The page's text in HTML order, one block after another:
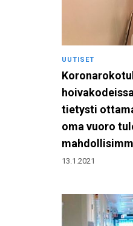
UUTISET
tietysti
oma vuoro
13.1.2021